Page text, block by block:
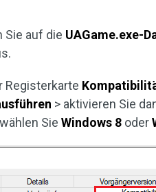
Sie auf die UAGame.exe-
Registerkarte
> aktivieren Sie
SieWindows 8 oder